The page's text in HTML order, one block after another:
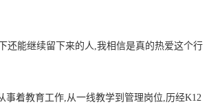
还能继续留下来的人,我相信是真的热爱这个行
事着教育工作,从一线教学到管理岗位,历经K12